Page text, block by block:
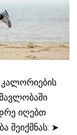
იღებთ
შეიქმნას: ➤